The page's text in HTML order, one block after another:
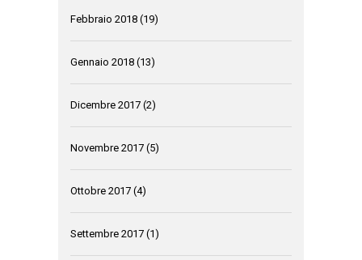
Febbraio 2018 (19)
Gennaio 2018 (13)
Dicembre 2017 (2)
Novembre 2017 (5)
Ottobre 2017 (4)
Settembre 2017 (1)